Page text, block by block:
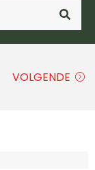
VOLGENDE